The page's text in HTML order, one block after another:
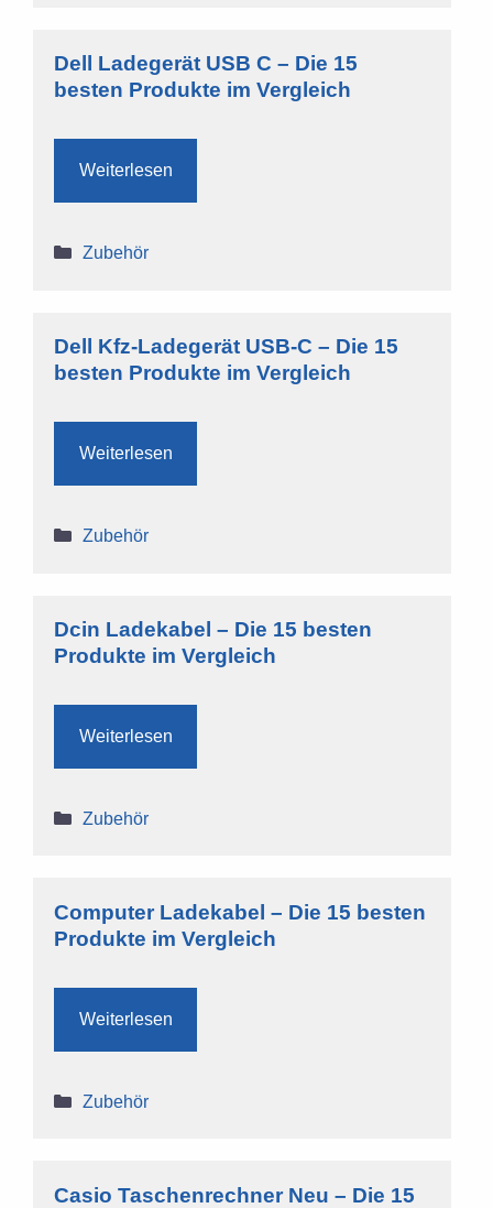
Dell Ladegerät USB C – Die 15
besten Produkte im Vergleich
Weiterlesen
Kategorien
Zubehör
Dell Kfz-Ladegerät USB-C – Die 15
besten Produkte im Vergleich
Weiterlesen
Kategorien
Zubehör
Dcin Ladekabel – Die 15 besten
Produkte im Vergleich
Weiterlesen
Kategorien
Zubehör
Computer Ladekabel – Die 15 besten
Produkte im Vergleich
Weiterlesen
Kategorien
Zubehör
Casio Taschenrechner Neu – Die 15